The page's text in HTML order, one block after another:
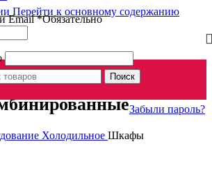
Перейти к основному содержанию
Email*Обязательно
Забыли пароль?
Поиск
Холодильное Шкафы